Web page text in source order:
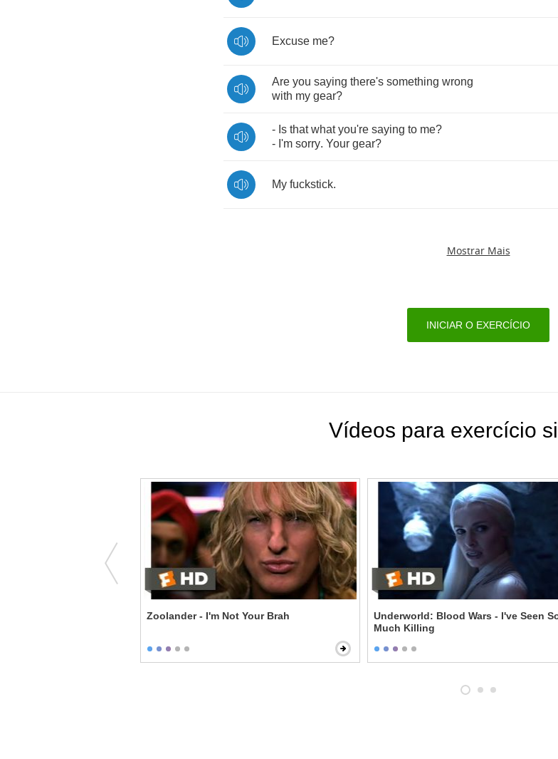
Excuse me?
Are you saying there's something wrong
with my gear?
- Is that what you're saying to me?
- I'm sorry. Your gear?
My fuckstick.
Mostrar Mais
INICIAR O EXERCÍCIO
Vídeos para exercício
Zoolander - I'm Not Your Brah
Underworld: Blood Wars - I've Seen
Much Killing